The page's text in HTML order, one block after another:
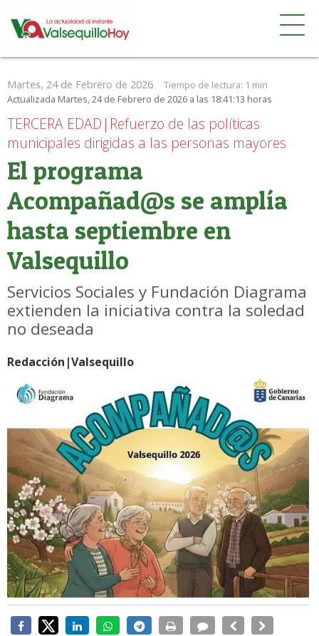
Martes, 24 de Febrero de 2026 Tiempo de lectura: 1 min
Actualizada Martes, 24 de Febrero de 2026 a las 18:41:13 horas
TERCERA EDAD|Refuerzo de las políticas
municipales dirigidas a las personas mayores
El programa
Acompañad@s se amplía
hasta septiembre en
Valsequillo
Servicios Sociales y Fundación Diagrama
extienden la iniciativa contra la soledad
no deseada
Redacción|Valsequillo